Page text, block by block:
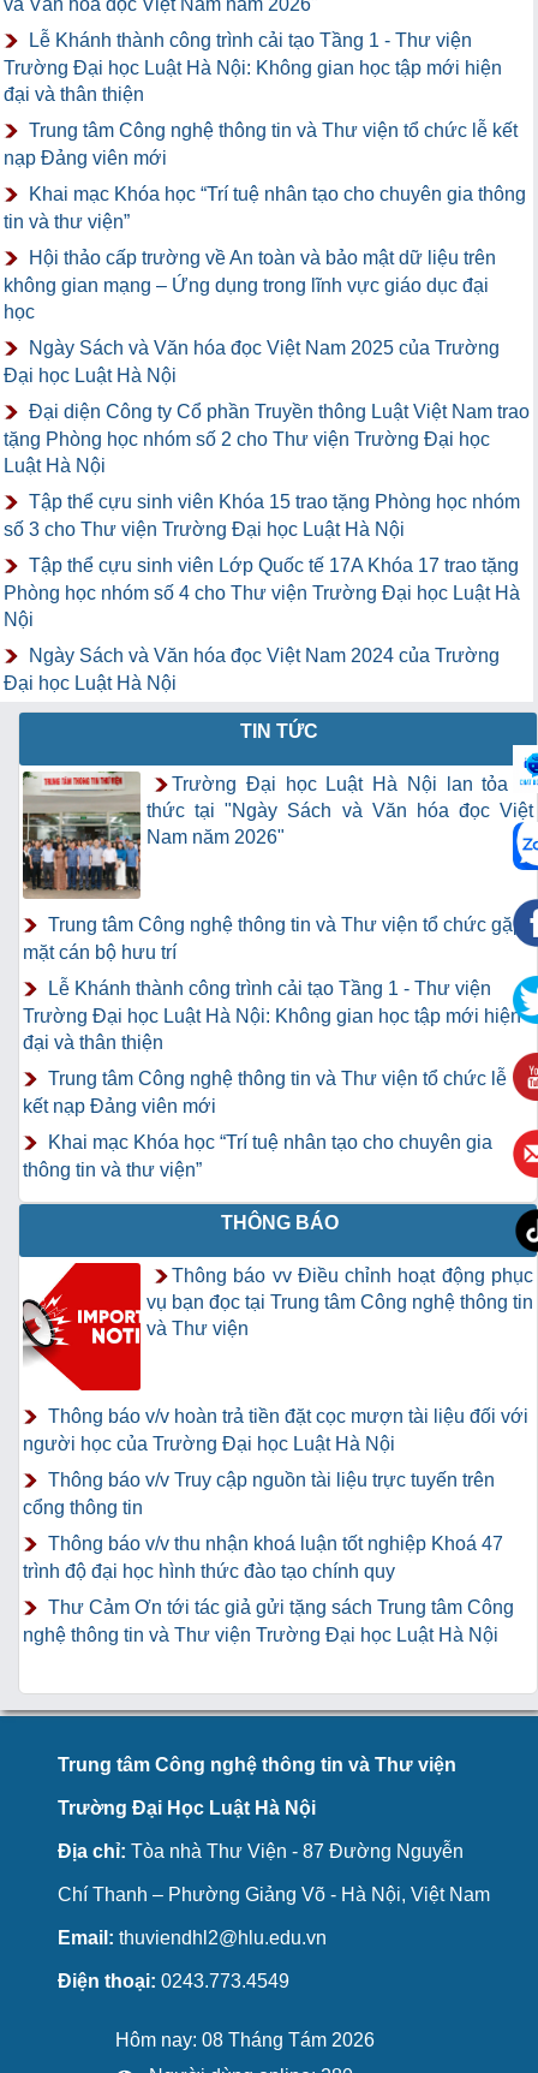
và Văn hóa đọc Việt Nam năm 2026"
Lễ Khánh thành công trình cải tạo Tầng 1 - Thư viện
Trường Đại học Luật Hà Nội: Không gian học tập mới hiện
đại và thân thiện
Trung tâm Công nghệ thông tin và Thư viện tổ chức lễ kết
nạp Đảng viên mới
Khai mạc Khóa học “Trí tuệ nhân tạo cho chuyên gia thông
tin và thư viện”
Hội thảo cấp trường về An toàn và bảo mật dữ liệu trên
không gian mạng – Ứng dụng trong lĩnh vực giáo dục đại
học
Ngày Sách và Văn hóa đọc Việt Nam 2025 của Trường
Đại học Luật Hà Nội
Đại diện Công ty Cổ phần Truyền thông Luật Việt Nam trao
tặng Phòng học nhóm số 2 cho Thư viện Trường Đại học
Luật Hà Nội
Tập thể cựu sinh viên Khóa 15 trao tặng Phòng học nhóm
số 3 cho Thư viện Trường Đại học Luật Hà Nội
Tập thể cựu sinh viên Lớp Quốc tế 17A Khóa 17 trao tặng
Phòng học nhóm số 4 cho Thư viện Trường Đại học Luật Hà
Nội
Ngày Sách và Văn hóa đọc Việt Nam 2024 của Trường
Đại học Luật Hà Nội
TIN TỨC
Trường Đại học Luật Hà Nội lan tỏa tri
thức tại "Ngày Sách và Văn hóa đọc Việt
Nam năm 2026"
Trung tâm Công nghệ thông tin và Thư viện tổ chức gặp
mặt cán bộ hưu trí
Lễ Khánh thành công trình cải tạo Tầng 1 - Thư viện
Trường Đại học Luật Hà Nội: Không gian học tập mới hiện
đại và thân thiện
Trung tâm Công nghệ thông tin và Thư viện tổ chức lễ
kết nạp Đảng viên mới
Khai mạc Khóa học “Trí tuệ nhân tạo cho chuyên gia
thông tin và thư viện”
THÔNG BÁO
Thông báo vv Điều chỉnh hoạt động phục
vụ bạn đọc tại Trung tâm Công nghệ thông tin
và Thư viện
Thông báo v/v hoàn trả tiền đặt cọc mượn tài liệu đối với
người học của Trường Đại học Luật Hà Nội
Thông báo v/v Truy cập nguồn tài liệu trực tuyến trên
cổng thông tin
Thông báo v/v thu nhận khoá luận tốt nghiệp Khoá 47
trình độ đại học hình thức đào tạo chính quy
Thư Cảm Ơn tới tác giả gửi tặng sách Trung tâm Công
nghệ thông tin và Thư viện Trường Đại học Luật Hà Nội
Trung tâm Công nghệ thông tin và Thư viện
Trường Đại Học Luật Hà Nội
Địa chỉ: Tòa nhà Thư Viện - 87 Đường Nguyễn
Chí Thanh – Phường Giảng Võ - Hà Nội, Việt Nam
Email: thuviendhl2@hlu.edu.vn
Điện thoại: 0243.773.4549
Hôm nay: 08 Tháng Tám 2026